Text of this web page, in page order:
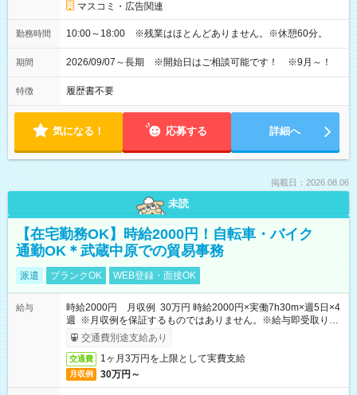
マスコミ・広告関連
勤務時間 10:00～18:00 ※残業はほとんどありません。※休憩60分。
期間 2026/09/07～長期 ※開始日はご相談可能です！ ※9月～！
特徴 履歴書不要
気になる！ 応募する 詳細へ
掲載日：2026.08.06
未読
【在宅勤務OK】時給2000円！自転車・バイク
通勤OK＊武蔵中原での貿易事務
派遣 ブランクOK WEB登録・面接OK
給与
時給2000円 月収例 30万円 時給2000円×実働7h30m×週5日×4
週 ※月収例を保証するものではありません。※給与即受取りサ
ービス利用可（利用条件有）
交通費別途支給あり
交通費 1ヶ月3万円を上限として実費支給
月収例 30万円～